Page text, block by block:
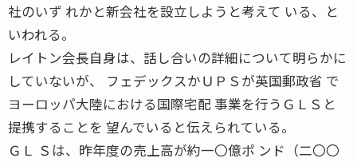
社のいず れかと新会社を設立しようと考えて いる、と
いわれる。
レイトン会長自身は、話し合いの詳細について明らかに
していないが、 フェデックスかＵＰＳが英国郵政省 で
ヨーロッパ大陸における国際宅配 事業を行うＧＬＳと
提携することを 望んでいると伝えられている。
ＧＬ Ｓは、昨年度の売上高が約一〇億ポ ンド（二〇〇